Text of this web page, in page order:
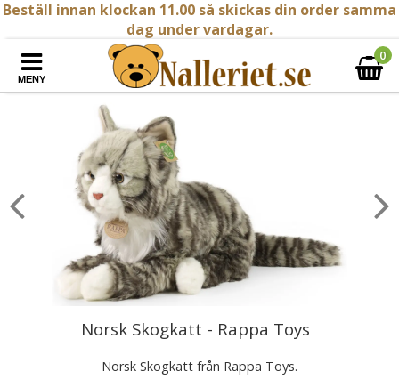
Beställ innan klockan 11.00 så skickas din order samma
dag under vardagar.
MENY
0
Norsk Skogkatt - Rappa Toys
Norsk Skogkatt från Rappa Toys.